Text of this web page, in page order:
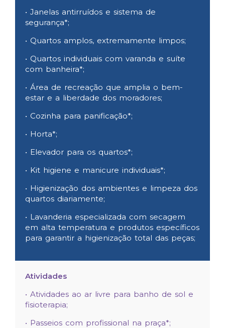
• Janelas antirruídos e sistema de
segurança*;
• Quartos amplos, extremamente limpos;
• Quartos individuais com varanda e suíte
com banheira*;
• Área de recreação que amplia o bem-
estar e a liberdade dos moradores;
• Cozinha para panificação*;
• Horta*;
• Elevador para os quartos*;
• Kit higiene e manicure individuais*;
• Higienização dos ambientes e limpeza dos
quartos diariamente;
• Lavanderia especializada com secagem
em alta temperatura e produtos específicos
para garantir a higienização total das peças;
Atividades
• Atividades ao ar livre para banho de sol e
fisioterapia;
• Passeios com profissional na praça*;